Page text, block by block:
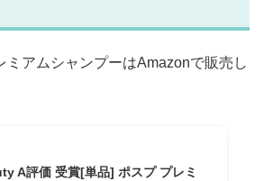
ミアムシャンプーはAmazonで販売し
A評価 受賞[単品] ポスプ プレミ